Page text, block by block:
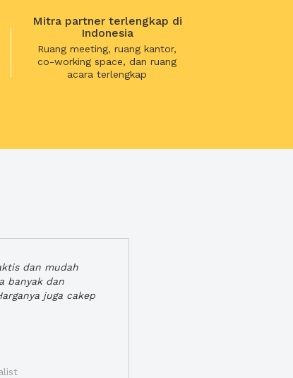
Mitra partner terlengkap di
Indonesia
Ruang meeting, ruang kantor,
co-working space, dan ruang
acara terlengkap
dan mudah
banyak dan
juga cakep